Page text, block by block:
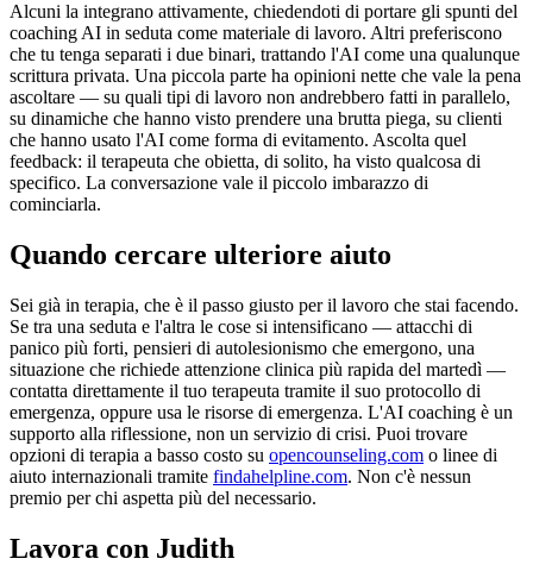
Alcuni la integrano attivamente, chiedendoti di portare gli spunti del
coaching AI in seduta come materiale di lavoro. Altri preferiscono
che tu tenga separati i due binari, trattando l'AI come una qualunque
scrittura privata. Una piccola parte ha opinioni nette che vale la pena
ascoltare — su quali tipi di lavoro non andrebbero fatti in parallelo,
su dinamiche che hanno visto prendere una brutta piega, su clienti
che hanno usato l'AI come forma di evitamento. Ascolta quel
feedback: il terapeuta che obietta, di solito, ha visto qualcosa di
specifico. La conversazione vale il piccolo imbarazzo di
cominciarla.
Quando cercare ulteriore aiuto
Sei già in terapia, che è il passo giusto per il lavoro che stai facendo.
Se tra una seduta e l'altra le cose si intensificano — attacchi di
panico più forti, pensieri di autolesionismo che emergono, una
situazione che richiede attenzione clinica più rapida del martedì —
contatta direttamente il tuo terapeuta tramite il suo protocollo di
emergenza, oppure usa le risorse di emergenza. L'AI coaching è un
supporto alla riflessione, non un servizio di crisi. Puoi trovare
opzioni di terapia a basso costo su opencounseling.com o linee di
aiuto internazionali tramite findahelpline.com. Non c'è nessun
premio per chi aspetta più del necessario.
Lavora con Judith